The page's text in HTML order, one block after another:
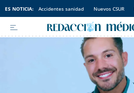
ES NOTICIA: Accidentes sanidad Nuevos CSUR